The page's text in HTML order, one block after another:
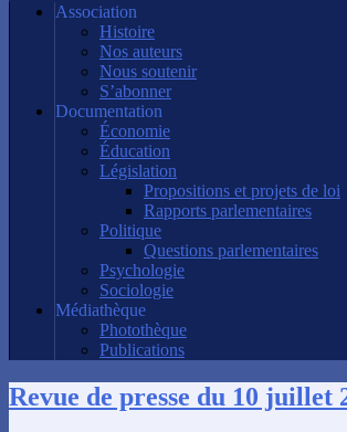
Association
Histoire
Nos auteurs
Nous soutenir
S’abonner
Documentation
Économie
Éducation
Législation
Propositions et projets de loi
Rapports parlementaires
Politique
Questions parlementaires
Psychologie
Sociologie
Médiathèque
Photothèque
Publications
Revue de presse du 10 juillet